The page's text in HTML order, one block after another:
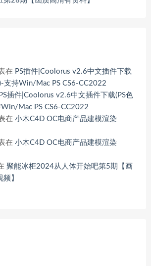
在 PS插件|Coolorus v2.6中文插件下载
支持Win/Mac PS CS6-CC2022
PS插件|Coolorus v2.6中文插件下载(PS色
Mac PS CS6-CC2022
在 小木C4D OC电商产品建模渲染
在 小木C4D OC电商产品建模渲染
聚能冰柜2024从人体开始吧第5期【画
】